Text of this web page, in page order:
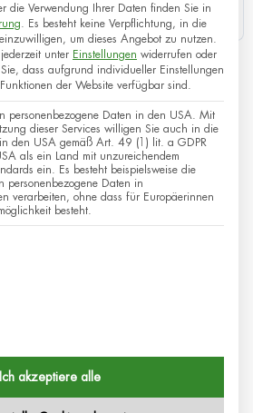
12.09.2024
Studienlage beim
für
fb-de-de
die Verwendung Ihrer Daten finden Sie in
Es besteht keine Verpflichtung, in die
um dieses Angebot zu nutzen.
unter Einstellungen widerrufen oder
Sie, dass aufgrund individueller Einstellungen
der Website verfügbar sind.
personenbezogene Daten in den USA. Mit
dieser Services willigen Sie auch in die
den USA gemäß Art. 49 (1) lit. a GDPR
als ein Land mit unzureichendem
ein. Es besteht beispielsweise die
personenbezogene Daten in
verarbeiten, ohne dass für Europäerinnen
besteht.
der Service-Gruppen, für die
Ich akzeptiere alle